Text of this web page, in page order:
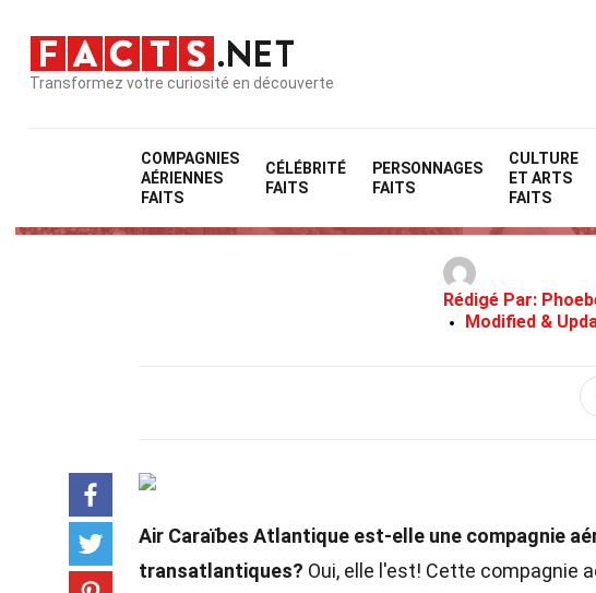
Transformez votre curiosité en découverte
COMPAGNIES
AÉRIENNES
FAITS
CÉLÉBRITÉ
FAITS
PERSONNAGES
FAITS
CULTURE
ET ARTS
FAITS
31
Rédigé Par:
Modified &
Air Caraïbes Atlantique est-elle une compagnie
transatlantiques? Oui, elle l'est! Cette compagnie